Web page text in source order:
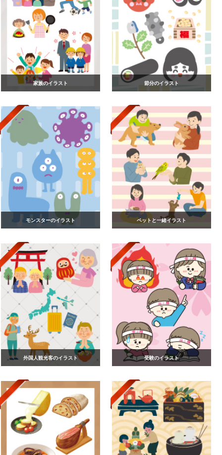
家族のイラスト 節分のイラスト
モンスターのイラスト ペットと一緒イラスト
外国人観光客のイラスト 受験のイラスト